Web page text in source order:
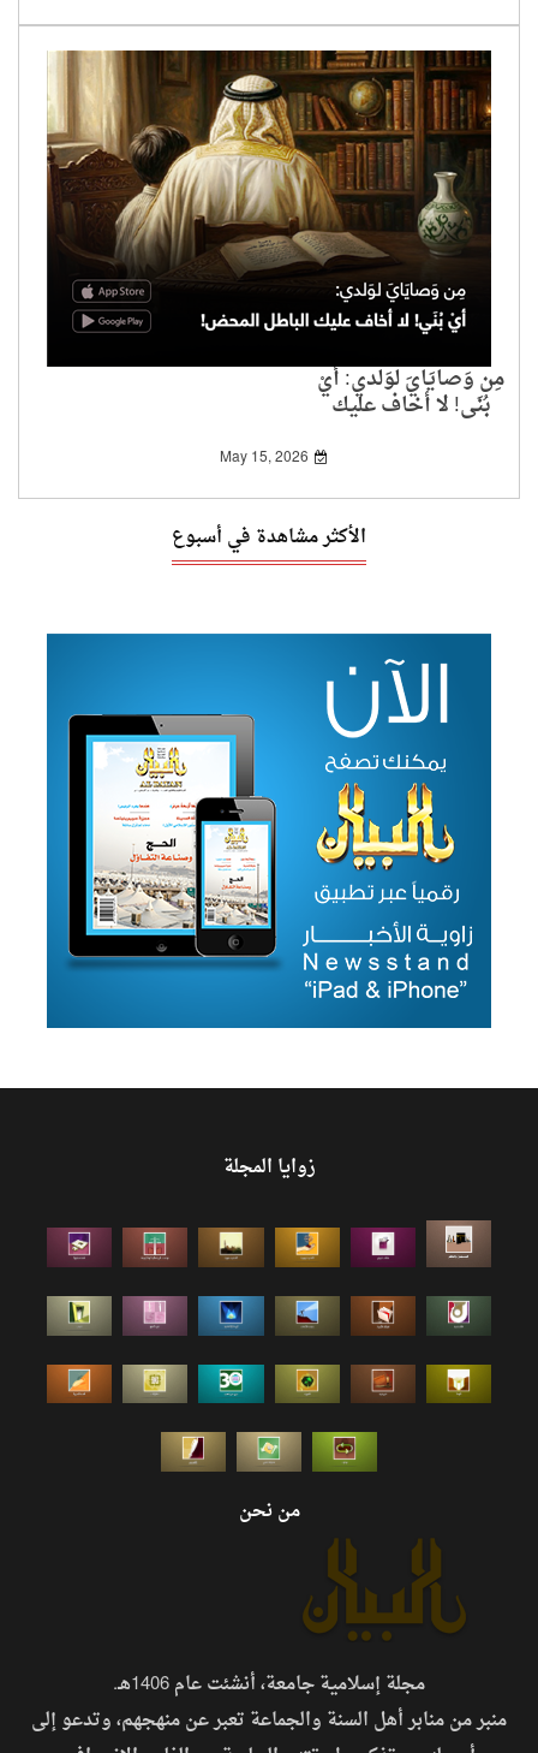
مِن وَصايَايَ لوَلدي: أيْ
بُنَي! لا أخاف عليك
May 15, 2026
الأكثر مشاهدة في أسبوع
زوايا المجلة
من نحن
مجلة إسلامية جامعة، أنشئت عام 1406هـ.
منبر من منابر أهل السنة والجماعة تعبر عن منهجهم، وتدعو إلى